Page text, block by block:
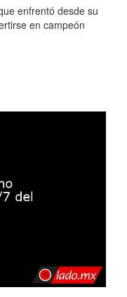
enfrentó desde su
en campeón